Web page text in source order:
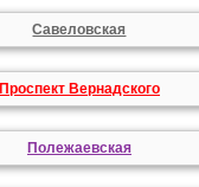
Савеловская
Проспект Вернадского
Полежаевская